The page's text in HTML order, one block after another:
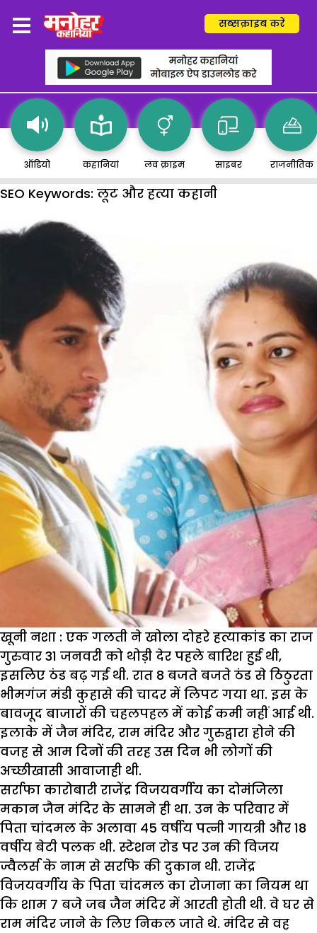
सब्सक्राइब करें
ऑडियो कहानियां लव क्राइम साइबर राजनीतिक
SEO Keywords: लूट और हत्या कहानी
खूनी नशा : एक गलती ने खोला दोहरे हत्याकांड का राज
गुरुवार 31 जनवरी को थोड़ी देर पहले बारिश हुई थी,
इसलिए ठंड बढ़ गई थी. रात 8 बजते बजते ठंड से ठिठुरता
भीमगंज मंडी कुहासे की चादर में लिपट गया था. इस के
बावजूद बाजारों की चहलपहल में कोई कमी नहीं आई थी.
इलाके में जैन मंदिर, राम मंदिर और गुरुद्वारा होने की
वजह से आम दिनों की तरह उस दिन भी लोगों की
अच्छीखासी आवाजाही थी.
सर्राफा कारोबारी राजेंद्र विजयवर्गीय का दोमंजिला
मकान जैन मंदिर के सामने ही था. उन के परिवार में
पिता चांदमल के अलावा 45 वर्षीय पत्नी गायत्री और 18
वर्षीय बेटी पलक थी. स्टेशन रोड पर उन की विजय
ज्वैलर्स के नाम से सर्राफे की दुकान थी. राजेंद्र
विजयवर्गीय के पिता चांदमल का रोजाना का नियम था
कि शाम 7 बजे जब जैन मंदिर में आरती होती थी. वे घर से
राम मंदिर जाने के लिए निकल जाते थे. मंदिर से वह